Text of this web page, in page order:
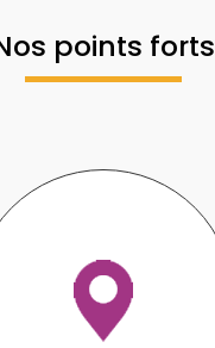
points forts